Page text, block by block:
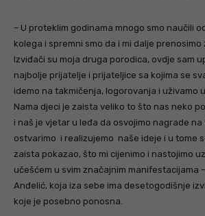
– U proteklim godinama mnogo smo naučili
kolega i spremni smo da i mi dalje prenosimo
Izviđači su moja druga porodica, ovdje sam
najbolje prijatelje i prijateljice sa kojima se
idemo na takmičenja, logorovanja i uživamo
Nama djeci je zaista veliko to što nas neko
i naš je vjetar u leđa da osvojimo nagrade na
ostvarimo i realizujemo naše ideje i u tome
zaista pokazao, što mi cijenimo i nastojimo
učešćem u svim značajnim manifestacijama
Anđelić, koja iza sebe ima desetogodišnje
koje je posebno ponosna.